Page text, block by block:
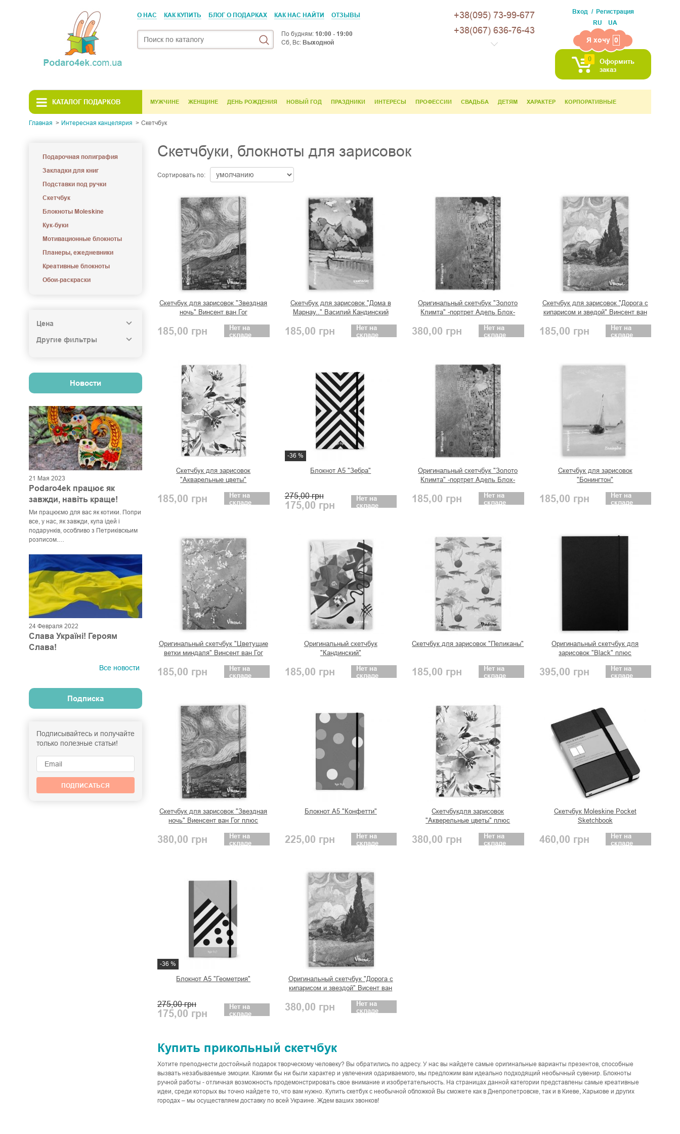
О НАС КАК КУПИТЬ БЛОГ О ПОДАРКАХ КАК НАС НАЙТИ ОТЗЫВЫ
По будням: 10:00 - 19:00
Сб, Вс: Выходной
+38(095) 73-99-677
+38(067) 636-76-43
Вход
Регистрация
RU
UA
Я хочу 0
0
Оформить
заказ
КАТАЛОГ ПОДАРКОВ МУЖЧИНЕ ЖЕНЩИНЕ ДЕНЬ РОЖДЕНИЯ НОВЫЙ ГОД ПРАЗДНИКИ ИНТЕРЕСЫ ПРОФЕССИИ СВАДЬБА ДЕТЯМ ХАРАКТЕР КОРПОРАТИВНЫЕ
Главная Интересная канцелярия Скетчбук
Подарочная полиграфия
Закладки для книг
Подставки под ручки
Скетчбук
Блокноты Moleskine
Кук-буки
Мотивационные блокноты
Планеры, ежедневники
Креативные блокноты
Обои-раскраски
Цена
Другие фильтры
Скетчбуки, блокноты для зарисовок
Сортировать по:
Скетчбук для зарисовок "Звездная
ночь" Винсент ван Гог
185,00 грн
Нет на
складе
Скетчбук для зарисовок "Дома в
Марнау.." Василий Кандинский
185,00 грн
Нет на
складе
Оригинальный скетчбук "Золото
Климта" -портрет Адель Блох-
380,00 грн
Нет на
складе
Скетчбук для зарисовок "Дорога с
кипарисом и зведой" Винсент ван
185,00 грн
Нет на
складе
Скетчбук для зарисовок
"Акварельные цветы"
185,00 грн
Нет на
складе
-36 %
Блокнот А5 "Зебра"
275,00 грн
175,00 грн
Нет на
складе
Оригинальный скетчбук "Золото
Климта" -портрет Адель Блох-
185,00 грн
Нет на
складе
Скетчбук для зарисовок
"Бонингтон"
185,00 грн
Нет на
складе
Оригинальный скетчбук "Цветущие
ветки миндаля" Винсент ван Гог
185,00 грн
Нет на
складе
Оригинальный скетчбук
"Кандинский"
185,00 грн
Нет на
складе
Скетчбук для зарисовок "Пеликаны"
185,00 грн
Нет на
складе
Оригинальный скетчбук для
зарисовок "Black" плюс
395,00 грн
Нет на
складе
Скетчбук для зарисовок "Звездная
ночь" Виенсент ван Гог плюс
380,00 грн
Нет на
складе
Блокнот А5 "Конфетти"
225,00 грн
Нет на
складе
Скетчбукдля зарисовок
"Акверельные цветы" плюс
380,00 грн
Нет на
складе
Скетчбук Moleskine Pocket
Sketchbook
460,00 грн
Нет на
складе
-36 %
Блокнот А5 "Геометрия"
275,00 грн
175,00 грн
Нет на
складе
Оригинальный скетчбук "Дорога с
кипарисом и звездой" Висент ван
380,00 грн
Нет на
складе
Купить прикольный скетчбук
Хотите преподнести достойный подарок творческому человеку? Вы обратились по адресу. У нас вы найдете самые оригинальные варианты презентов, способные
вызвать незабываемые эмоции. Какими бы ни были характер и увлечения одариваемого, мы предложим вам идеально подходящий необычный сувенир. Блокноты
ручной работы - отличная возможность продемонстрировать свое внимание и изобретательность. На страницах данной категории представлены самые креативные
идеи, среди которых вы точно найдете то, что вам нужно. Купить скетбук с необычной обложкой Вы сможете как в Днепропетровске, так и в Киеве, Харькове и других
городах – мы осуществляем доставку по всей Украине. Ждем ваших звонков!
Новости
21 Мая 2023
Podaro4ek працює як
завжди, навіть краще!
Ми працюємо для вас як котики. Попри
все, у нас, як завжди, купа ідей і
подарунків, особливо з Петриківскьим
розписом.
24 Февраля 2022
Слава Україні! Героям
Слава!
Все новости
Подписка
Подписывайтесь и получайте
только полезные статьи!
ПОДПИСАТЬСЯ